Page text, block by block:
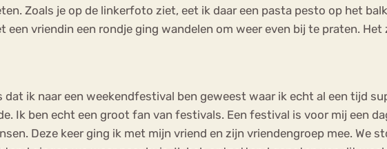
Zoals je op de linkerfoto ziet, eet ik daar een pasta pesto op het
een vriendin een rondje ging wandelen om weer even bij te praten.
ik naar een weekendfestival ben geweest waar ik echt al een tijd
Ik ben echt een groot fan van festivals. Een festival is voor mij een
Deze keer ging ik met mijn vriend en zijn vriendengroep mee.